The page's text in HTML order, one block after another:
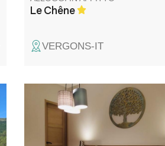
Le Chêne
VERGONS-IT
Un spirito di chalet per questa